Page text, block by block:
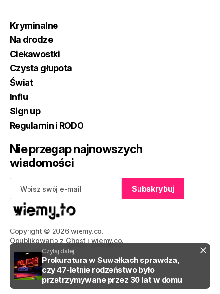
Czytaj dalej
Prokuratura w Suwałkach sprawdza,
czy 47-letnie rodzeństwo było
przetrzymywane przez 30 lat w domu
Copyright © 2026 wiemy.co.
Opublikowano z Ghost i wiemy.co.
Kryminalne
Na drodze
Ciekawostki
Czysta głupota
Świat
Influ
Sign up
Regulamin i RODO
Nie przegap najnowszych
wiadomości
Subskrybuj
Subskrybuj